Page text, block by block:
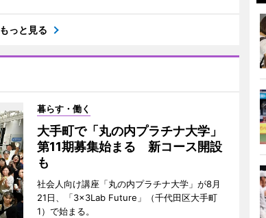
もっと見る
暮らす・働く
大手町で「丸の内プラチナ大学」
第11期募集始まる 新コース開設
も
社会人向け講座「丸の内プラチナ大学」が8月
21日、「3×3Lab Future」（千代田区大手町
1）で始まる。